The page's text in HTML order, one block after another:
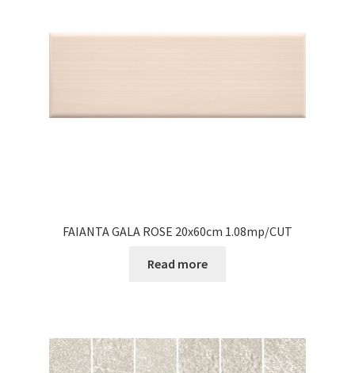
FAIANTA GALA ROSE 20x60cm 1.08mp/CUT
Read more